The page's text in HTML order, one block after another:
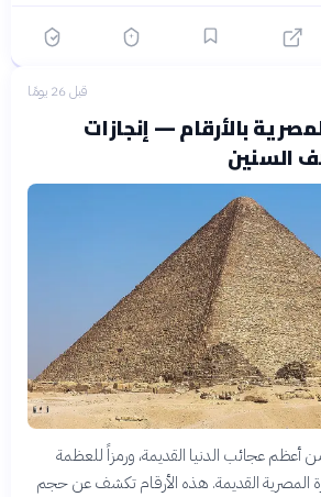
قبل 26 يومًا
بالأرقام — إنجازات
السنين
أعظم عجائب الدنيا القديمة، ورمزاً للعظمة
المصرية القديمة. هذه الأرقام تكشف عن حجم